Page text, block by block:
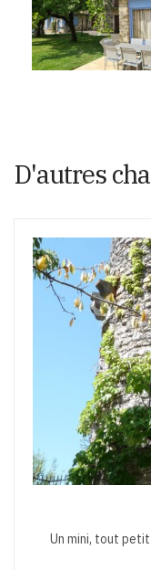
D'autres
Un mini, tout